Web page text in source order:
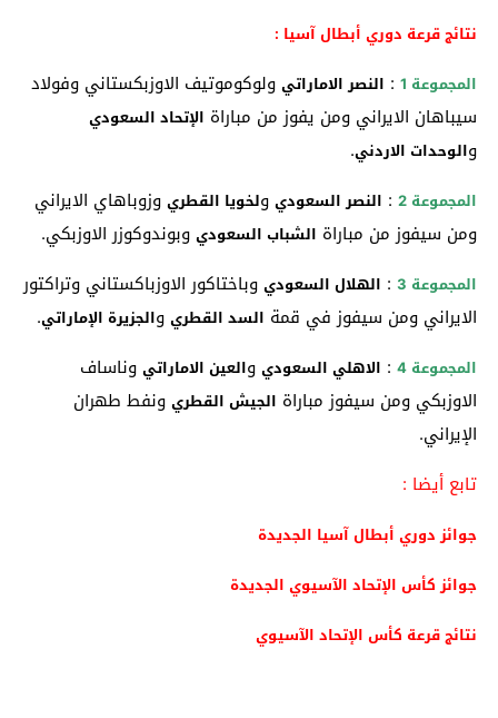
نتائج قرعة دوري أبطال آسيا :
المجموعة 1 : النصر الاماراتيولوكوموتيف الاوزبكستاني وفولاد
سيباهان الايراني ومن يفوز من مباراة الإتحاد السعودي
والوحدات الاردني.
المجموعة 2 : النصر السعوديولخويا القطريوزوباهاي الايراني
ومن سيفوز من مباراة الشباب السعوديوبوندوكوزر الاوزبكي.
المجموعة 3 : الهلال السعوديوباختاكور الاوزباكستاني وتراكتور
الايراني ومن سيفوز في قمة السد القطريوالجزيرة الإماراتي.
المجموعة 4 : الاهلي السعوديوالعين الاماراتيوناساف
الاوزبكي ومن سيفوز مباراة الجيش القطريونفط طهران
الإيراني.
تابع أيضا :
جوائز دوري أبطال آسيا الجديدة
جوائز كأس الإتحاد الآسيوي الجديدة
نتائج قرعة كأس الإتحاد الآسيوي